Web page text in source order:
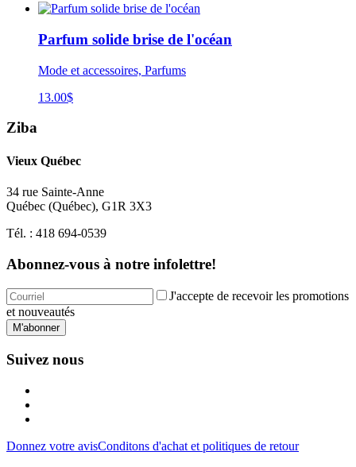
Parfum solide brise de l'océan
Mode et accessoires, Parfums
13.00$
Ziba
Vieux Québec
34 rue Sainte-Anne
Québec (Québec), G1R 3X3
Tél. : 418 694-0539
Abonnez-vous à notre infolettre!
J'accepte de recevoir les promotions
et nouveautés
M'abonner
Suivez nous
Donnez votre avisConditons d'achat et politiques de retour